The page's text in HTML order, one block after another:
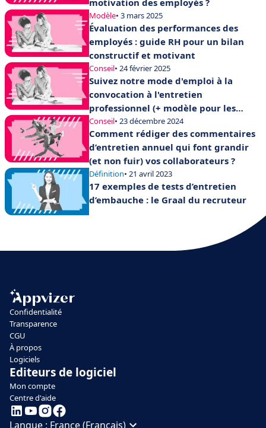
motivation des employés ?
Modèle• 3 mars 2025
Évaluation des performances des
employés : guide RH pour un bilan
constructif et motivant
Conseil• 24 février 2025
Suivez notre mode d'emploi à la
convocation à l'entretien
professionnel (+ modèle pour les
employeurs)
Conseil• 23 décembre 2024
Comment rédiger des commentaires
d’entretien annuel qui font grandir
(et non fuir) vos collaborateurs ?
Définition• 21 avril 2023
17 exemples de tests d’entretien
d’embauche : le Graal du recruteur
Confidentialité
Transparence
CGU
À propos
Logiciels
Editeurs de logiciel
Mon compte
Centre d'aide
Langue : France (Français)